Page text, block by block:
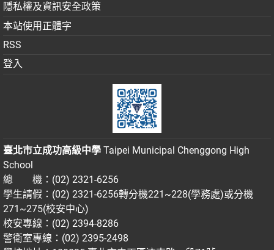
隱私權及資訊安全政策
本站使用正體字
RSS
登入
臺北市立成功高級中學 Taipei Municipal Chenggong High
School
總 機：(02) 2321-6256
學生請假：(02) 2321-6256轉分機221~228(學務處)或分機
271~275(校安中心)
校安專線：(02) 2394-8286
警衛室專線：(02) 2395-2498